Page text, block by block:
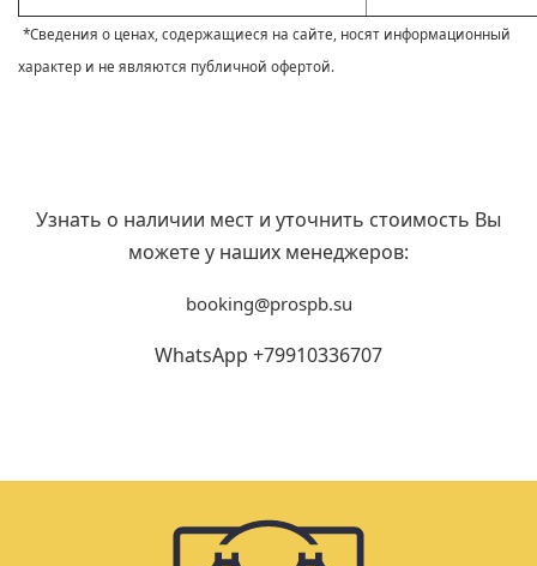
*Сведения о ценах, содержащиеся на сайте, носят информационный
характер и не являются публичной офертой.
Узнать о наличии мест и уточнить стоимость Вы
можете у наших менеджеров:
booking@prospb.su
WhatsApp +79910336707